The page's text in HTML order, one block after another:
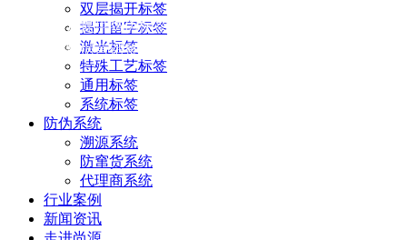
双层揭开标签
揭开留字标签
激光标签
特殊工艺标签
通用标签
系统标签
防伪系统
溯源系统
防窜货系统
代理商系统
行业案例
新闻资讯
​​为企业用户提供防伪标签、窜货追溯、
大数据营销整体解决方案